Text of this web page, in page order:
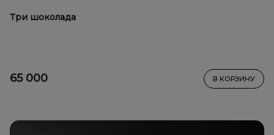
Три шоколада
65 000 В КОРЗИНУ